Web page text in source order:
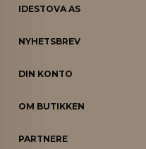
IDESTOVA AS
NYHETSBREV
DIN KONTO
OM BUTIKKEN
PARTNERE